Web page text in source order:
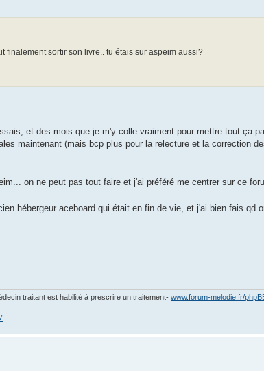
sortir son livre.. tu étais sur aspeim aussi?
et des mois que je m'y colle vraiment pour mettre tout ça
maintenant (mais bcp plus pour la relecture et la correction
on ne peut pas tout faire et j'ai préféré me centrer sur ce
hébergeur aceboard qui était en fin de vie, et j'ai bien fais qd
traitant est habilité à prescrire un traitement-www.forum-melodie.fr/